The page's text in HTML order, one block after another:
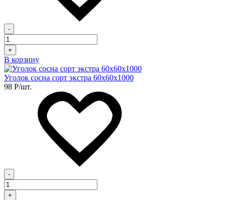
-
+
В корзину
Уголок сосна сорт экстра 60х60х1000
98 Р/шт.
-
+